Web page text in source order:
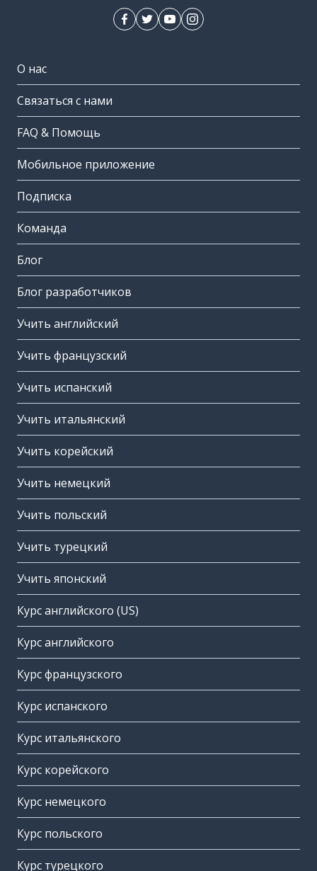
О нас
Связаться с нами
FAQ & Помощь
Мобильное приложение
Подписка
Команда
Блог
Блог разработчиков
Учить английский
Учить французский
Учить испанский
Учить итальянский
Учить корейский
Учить немецкий
Учить польский
Учить турецкий
Учить японский
Курс английского (US)
Курс английского
Курс французского
Курс испанского
Курс итальянского
Курс корейского
Курс немецкого
Курс польского
Курс турецкого